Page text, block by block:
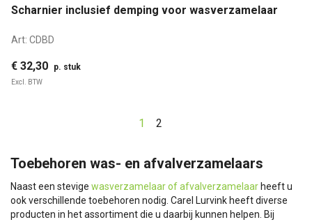
Scharnier inclusief demping voor wasverzamelaar
Art: CDBD
€ 32,30 p. stuk
Excl. BTW
1 2
Toebehoren was- en afvalverzamelaars
Naast een stevige wasverzamelaar of afvalverzamelaarheeft u
ook verschillende toebehoren nodig. Carel Lurvink heeft diverse
producten in het assortiment die u daarbij kunnen helpen. Bij